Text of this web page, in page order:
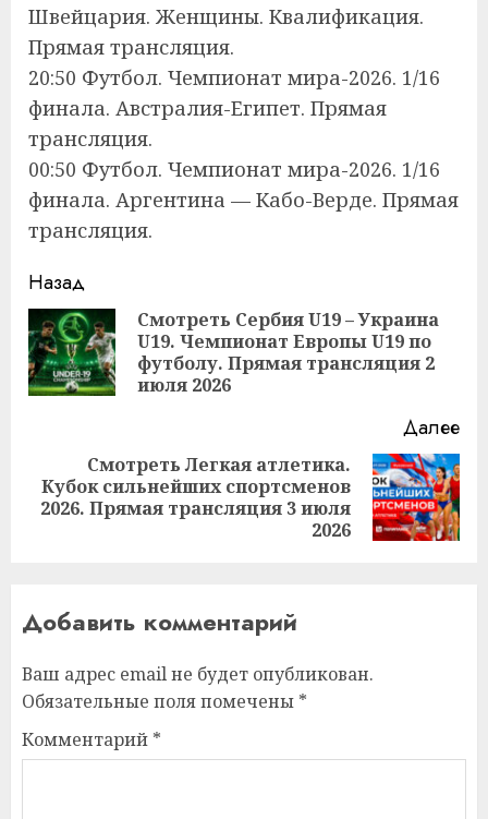
Швейцария. Женщины. Квалификация.
Прямая трансляция.
20:50 Футбол. Чемпионат мира-2026. 1/16
финала. Австралия-Египет. Прямая
трансляция.
00:50 Футбол. Чемпионат мира-2026. 1/16
финала. Аргентина — Кабо-Верде. Прямая
трансляция.
Продолжить
чтение
Назад
Смотреть Сербия U19 – Украина
U19. Чемпионат Европы U19 по
футболу. Прямая трансляция 2
июля 2026
Далее
Следующая
запись:
Смотреть Легкая атлетика.
Кубок сильнейших спортсменов
2026. Прямая трансляция 3 июля
2026
Добавить комментарий
Ваш адрес email не будет опубликован.
Обязательные поля помечены *
Комментарий *